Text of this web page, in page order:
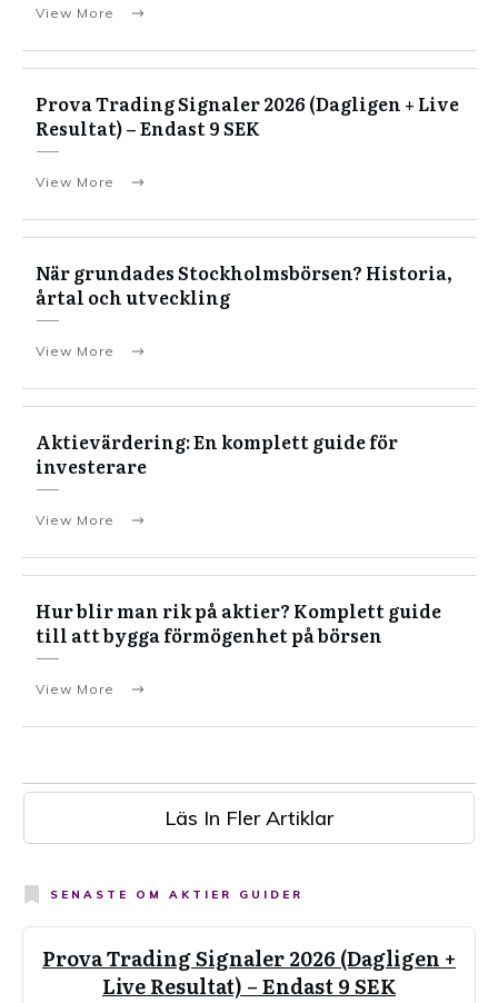
View More
Prova Trading Signaler 2026 (Dagligen + Live
Resultat) – Endast 9 SEK
View More
När grundades Stockholmsbörsen? Historia,
årtal och utveckling
View More
Aktievärdering: En komplett guide för
investerare
View More
Hur blir man rik på aktier? Komplett guide
till att bygga förmögenhet på börsen
View More
Läs In Fler Artiklar
SENASTE OM AKTIER GUIDER
Prova Trading Signaler 2026 (Dagligen +
Live Resultat) – Endast 9 SEK